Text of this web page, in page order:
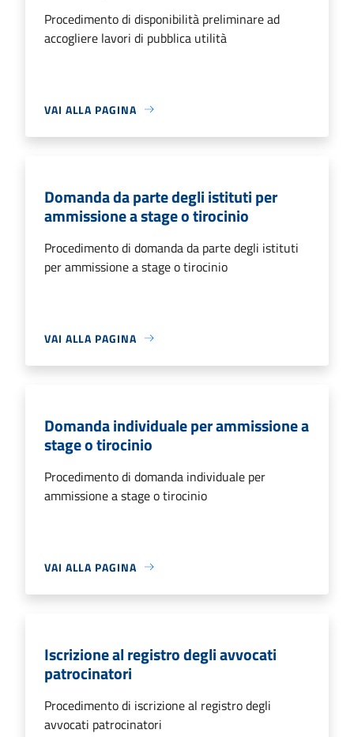
Procedimento di disponibilità preliminare ad
accogliere lavori di pubblica utilità
VAI ALLA PAGINA
Domanda da parte degli istituti per
ammissione a stage o tirocinio
Procedimento di domanda da parte degli istituti
per ammissione a stage o tirocinio
VAI ALLA PAGINA
Domanda individuale per ammissione a
stage o tirocinio
Procedimento di domanda individuale per
ammissione a stage o tirocinio
VAI ALLA PAGINA
Iscrizione al registro degli avvocati
patrocinatori
Procedimento di iscrizione al registro degli
avvocati patrocinatori